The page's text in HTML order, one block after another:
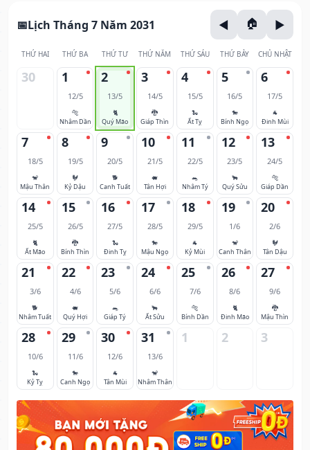
Lịch Tháng 7 Năm 2031
THỨ HAI THỨ BA THỨ TƯ THỨ NĂM THỨ SÁU THỨ BẢY CHỦ NHẬT
30 1
12/5
🐅
Nhâm Dần
2
13/5
🐈
Quý Mão
3
14/5
🐉
Giáp Thìn
4
15/5
🐍
Ất Tỵ
5
16/5
🐎
Bính Ngọ
6
17/5
🐐
Đinh Mùi
7
18/5
🐒
Mậu Thân
8
19/5
🐓
Kỷ Dậu
9
20/5
🐕
Canh Tuất
10
21/5
🐖
Tân Hợi
11
22/5
🐀
Nhâm Tý
12
23/5
🐂
Quý Sửu
13
24/5
🐅
Giáp Dần
14
25/5
🐈
Ất Mão
15
26/5
🐉
Bính Thìn
16
27/5
🐍
Đinh Tỵ
17
28/5
🐎
Mậu Ngọ
18
29/5
🐐
Kỷ Mùi
19
1/6
🐒
Canh Thân
20
2/6
🐓
Tân Dậu
21
3/6
🐕
Nhâm Tuất
22
4/6
🐖
Quý Hợi
23
5/6
🐀
Giáp Tý
24
6/6
🐂
Ất Sửu
25
7/6
🐅
Bính Dần
26
8/6
🐈
Đinh Mão
27
9/6
🐉
Mậu Thìn
28
10/6
🐍
Kỷ Tỵ
29
11/6
🐎
Canh Ngọ
30
12/6
🐐
Tân Mùi
31
13/6
🐒
Nhâm Thân
1 2 3